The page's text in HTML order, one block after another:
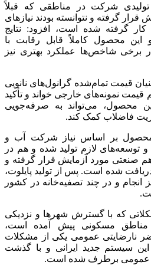
شرکت در مناطقی که قبلاً
گرفته و نتوانسته بودند نیازهای
کار گرفته شده است، افزود: نتایج
محصول کاملاً قابل‌ رقابت با
برخی شاخص‌ها عملکرد بهتری نیز
قیمت تمام‌شده گرانول‌های نانویی
نمونه‌های خارجی خواند و تأکید
محصول، می‌تواند به صرفه‌جویی
فاضلاب کمک کند.
محصول بر اساس نیاز شرکت آب و
توسعه‌های لازم تولید شده و هم در
مورد آزمایش قرار گرفته و
شده است. پس از تولید پایلوت،
انجام و در چند تصفیه‌خانه در کشور
که با گسترش شهرها و نزدیکی
مناطق مسکونی پیش آمده است،
نارضایتی عمومی یکی از مشکلات
سیستم جدید ایرانی و با گذشت
عمومی برطرف شده است.